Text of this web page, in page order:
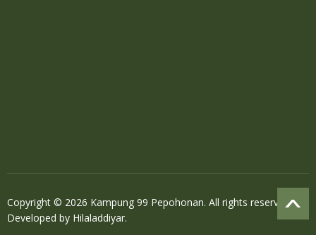
Copyright © 2026 Kampung 99 Pepohonan. All rights reserved.
Developed by Hilaladdiyar.